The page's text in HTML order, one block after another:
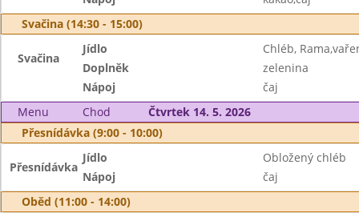
Svačina (14:30 - 15:00)
Svačina
Jídlo
Chléb,
Doplněk
zelenina
Nápoj
čaj
Menu
Chod
Čtvrtek 14. 5. 2026
Přesnídávka (9:00 - 10:00)
Přesnídávka
Jídlo
Obložený chléb
Nápoj
čaj
Oběd (11:00 - 14:00)